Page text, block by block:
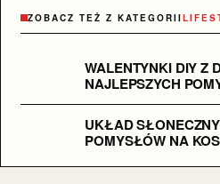
ZOBACZ TEŻ Z KATEGORII
WALENTYNKI DIY Z
NAJLEPSZYCH
ZABAWĘ
UKŁAD
POMYSŁÓW NA